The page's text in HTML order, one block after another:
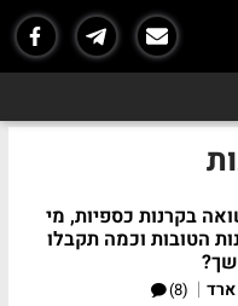
בקרנות כספיות, מי
הטובות וכמה תקבלו
|
(8)